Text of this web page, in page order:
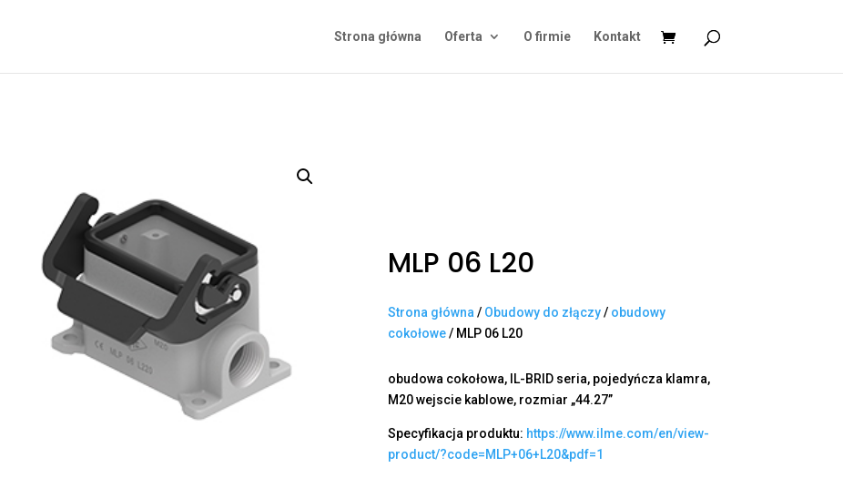
Strona główna Oferta O firmie Kontakt
MLP 06 L20
Strona główna / Obudowy do złączy/ obudowy
cokołowe/ MLP 06 L20
obudowa cokołowa, IL-BRID seria, pojedyńcza klamra,
M20 wejscie kablowe, rozmiar „44.27”
Specyfikacja produktu: https://www.ilme.com/en/view-
product/?code=MLP+06+L20&pdf=1